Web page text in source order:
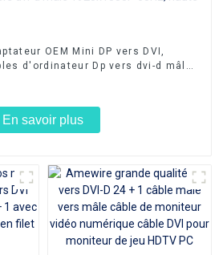
OEM Mini DP vers DVI,
d'ordinateur Dp vers dvi-d mâle
En savoir plus